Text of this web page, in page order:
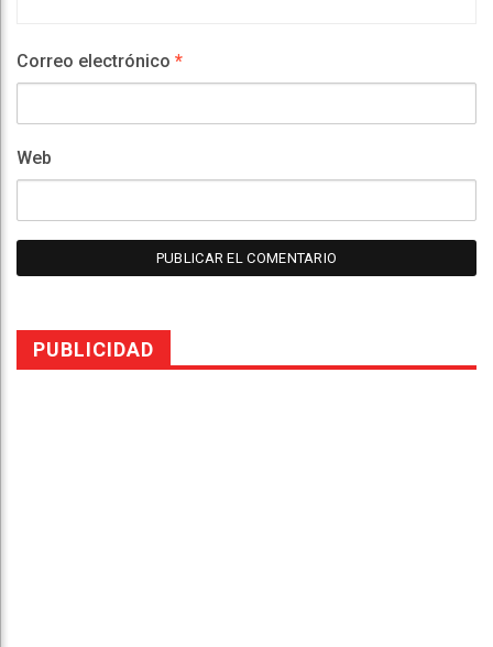
Correo electrónico *
Web
PUBLICIDAD